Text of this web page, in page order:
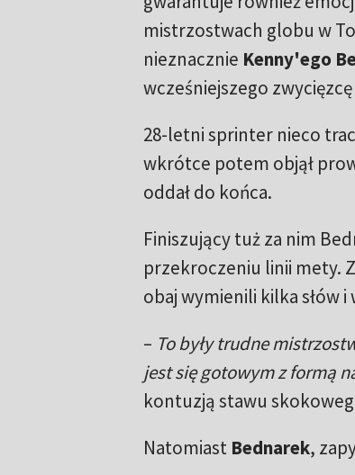
mistrzostwach globu w
nieznacznie Kenny'ego
wcześniejszego zwycięzcę
28-letni sprinter nieco
wkrótce potem objął
oddał do końca.
Finiszujący tuż za nim
przekroczeniu linii mety.
obaj wymienili kilka słów
– To były trudne
jest się gotowym z formą
kontuzją stawu
NatomiastBednarek,